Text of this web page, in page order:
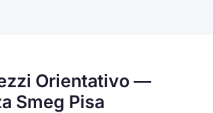
Orientativo —
Smeg Pisa